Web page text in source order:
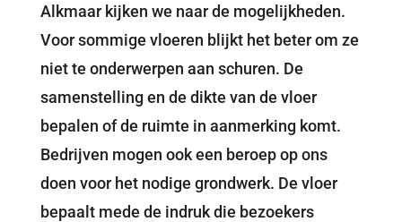
Alkmaar kijken we naar de mogelijkheden.
Voor sommige vloeren blijkt het beter om ze
niet te onderwerpen aan schuren. De
samenstelling en de dikte van de vloer
bepalen of de ruimte in aanmerking komt.
Bedrijven mogen ook een beroep op ons
doen voor het nodige grondwerk. De vloer
bepaalt mede de indruk die bezoekers